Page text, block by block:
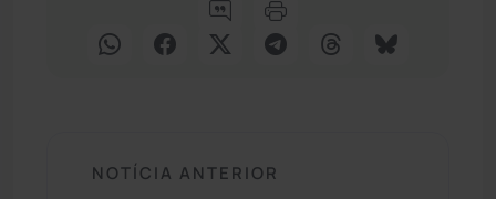
NOTÍCIA ANTERIOR